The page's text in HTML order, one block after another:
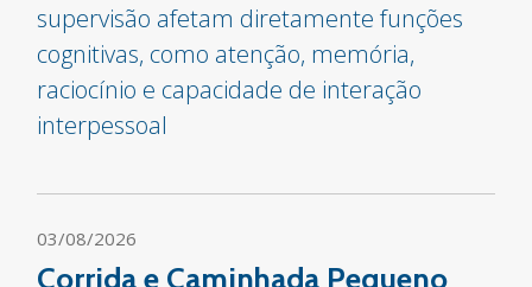
supervisão afetam diretamente funções
cognitivas, como atenção, memória,
raciocínio e capacidade de interação
interpessoal
03/08/2026
Corrida e Caminhada Pequeno